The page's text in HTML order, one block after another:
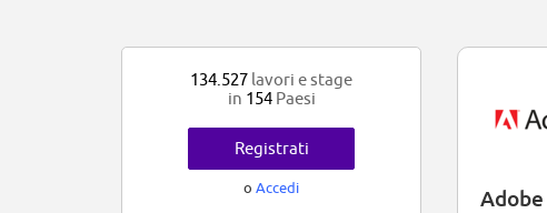
Adobe
134.527 lavori e stage
in 154Paesi
Registrati
o Accedi